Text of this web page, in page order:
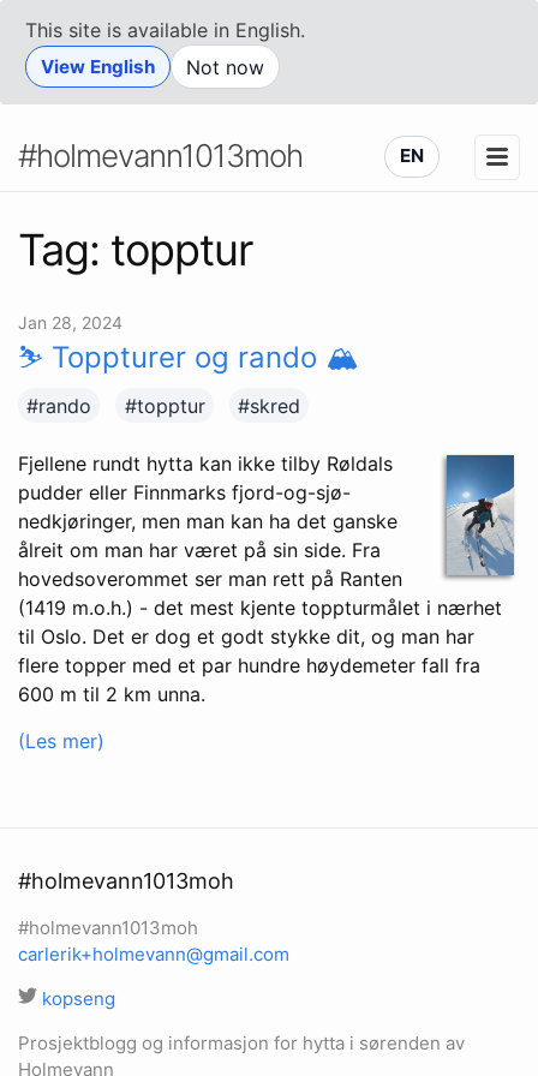
This site is available in English.
View English Not now
#holmevann1013moh EN
Tag: topptur
Jan 28, 2024
⛷️ Toppturer og rando 🏔️
#rando #topptur #skred
Fjellene rundt hytta kan ikke tilby Røldals
pudder eller Finnmarks fjord-og-sjø-
nedkjøringer, men man kan ha det ganske
ålreit om man har været på sin side. Fra
hovedsoverommet ser man rett på Ranten
(1419 m.o.h.) - det mest kjente toppturmålet i nærhet
til Oslo. Det er dog et godt stykke dit, og man har
flere topper med et par hundre høydemeter fall fra
600 m til 2 km unna.
(Les mer)
#holmevann1013moh
#holmevann1013moh
carlerik+holmevann@gmail.com
kopseng
Prosjektblogg og informasjon for hytta i sørenden av
Holmevann